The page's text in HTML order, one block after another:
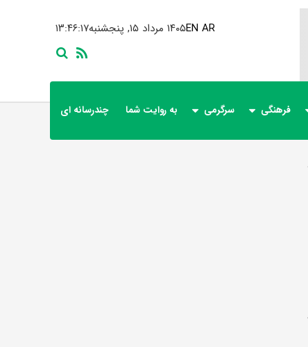
۱۳:۴۶:۱۷ ۱۴۰۵ مرداد ۱۵, پنجشنبهEN AR
فرهنگی سرگرمی به روایت شما چندرسانه ای